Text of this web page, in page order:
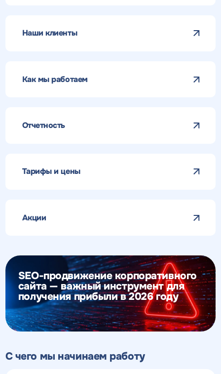
Наши клиенты
Как мы работаем
Отчетность
Тарифы и цены
Акции
SEO-продвижение корпоративного
сайта — важный инструмент для
получения прибыли в 2026 году
С чего мы начинаем работу